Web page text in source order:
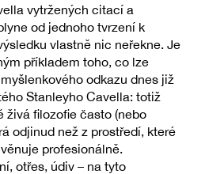
vytržených citací a
od jednoho tvrzení k
vlastně nic neřekne. Je
příkladem toho, co lze
odkazu dnes již
Stanleyho Cavella: totiž
živá filozofie často (nebo
odjinud než z prostředí, které
profesionálně.
otřes, údiv – na tyto